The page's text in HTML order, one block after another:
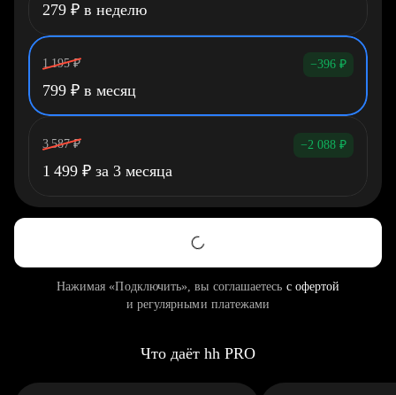
279 ₽ в неделю
1 195 ₽ −396 ₽
799 ₽ в месяц
3 587 ₽ −2 088 ₽
1 499 ₽ за 3 месяца
Нажимая «Подключить», вы соглашаетесь с офертой
и регулярными платежами
Что даёт hh PRO